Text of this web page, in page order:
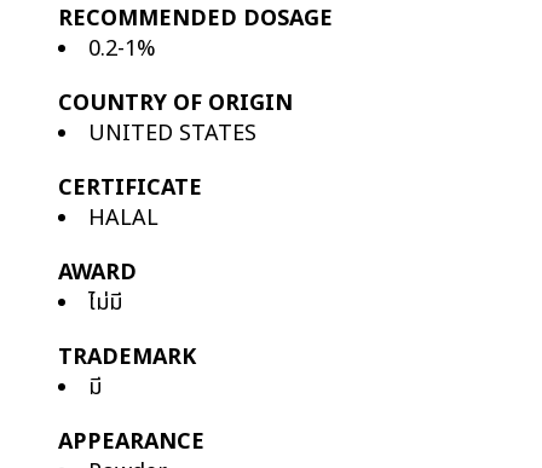
RECOMMENDED DOSAGE
0.2-1%
COUNTRY OF ORIGIN
UNITED STATES
CERTIFICATE
HALAL
AWARD
ไม่มี
TRADEMARK
มี
APPEARANCE